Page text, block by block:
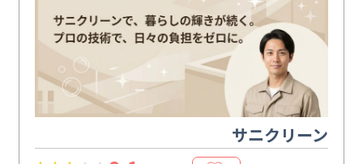
サニクリーン